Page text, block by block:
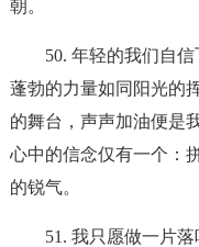
朝。
50. 年轻的我们自
蓬勃的力量如同阳光的
的舞台，声声加油便是
心中的信念仅有一个：
的锐气。
51. 我只愿做一片